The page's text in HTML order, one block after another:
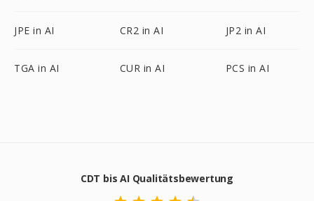
JPE in AI CR2 in AI JP2 in AI
TGA in AI CUR in AI PCS in AI
CDT bis AI Qualitätsbewertung